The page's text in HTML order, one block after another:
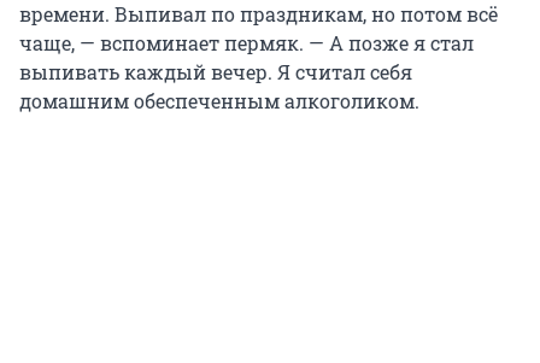
времени. Выпивал по праздникам, но потом всё
чаще, — вспоминает пермяк. — А позже я стал
выпивать каждый вечер. Я считал себя
домашним обеспеченным алкоголиком.